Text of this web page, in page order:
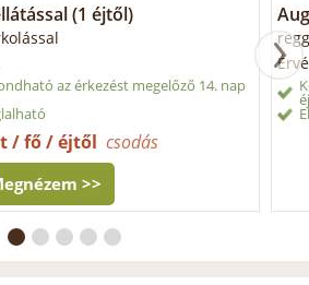
(1 éjtől)
az érkezést megelőző 14. nap
/ fő / éjtőlcsodás
>>